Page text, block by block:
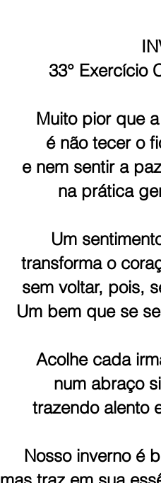
33° Exercício
Muito pior que
é não tecer o
e nem sentir a
na prática
Um
transforma o
sem voltar, pois,
Um bem que se
Acolhe cada
num abraço
trazendo alento
Nosso inverno é